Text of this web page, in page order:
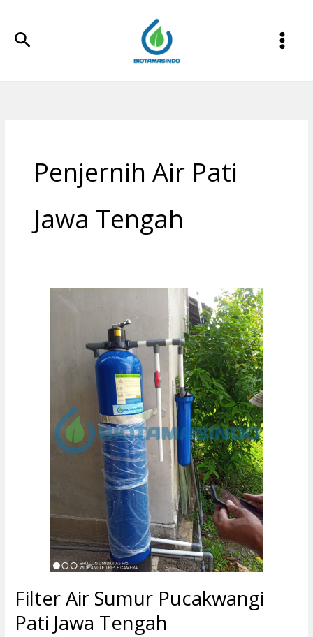
konten
Cari
Penjernih Air Pati
Jawa Tengah
Filter Air Sumur Pucakwangi
Pati Jawa Tengah